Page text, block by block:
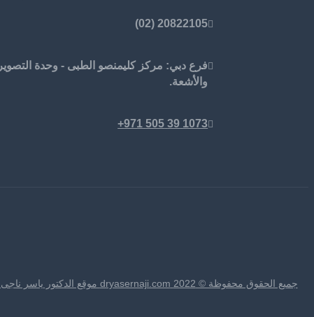
20822105 (02)
فرع دبي: مركز كليمنصو الطبى - وحدة التصوير
والأشعة.
1073 39 505 971+
جميع الحقوق محفوظة © 2022 dryasernaji.com موقع الدكتور ياسر ناجى | يتم تطويره بواسطة شركة نتارو